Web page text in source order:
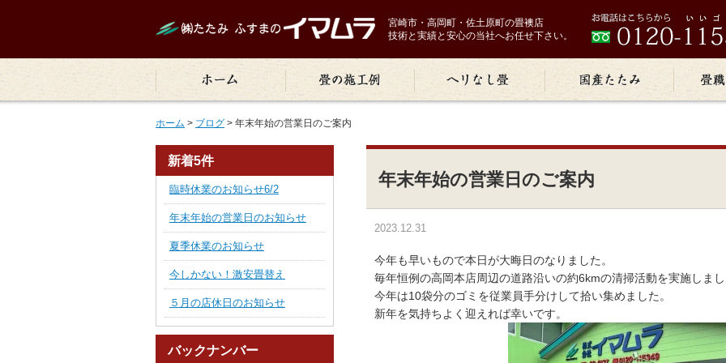
宮崎市・高岡町・佐土原町の畳襖店
技術と実績と安心の当社へお任せ下さい。
ホーム > ブログ > 年末年始の営業日のご案内
年末年始の営業日のご案内
2023.12.31
今年も早いもので本日が大晦日のなりました。
毎年恒例の高岡本店周辺の道路沿いの約6kmの清掃活動を実施しま
今年は10袋分のゴミを従業員手分けして拾い集めました。
新年を気持ちよく迎えれば幸いです。
新着5件
臨時休業のお知らせ6/2
年末年始の営業日のお知らせ
夏季休業のお知らせ
今しかない！激安畳替え
５月の店休日のお知らせ
バックナンバー